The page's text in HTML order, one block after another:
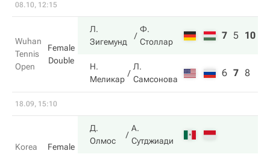
08.10, 12:15
Wuhan
Tennis
Open
Female
Double
Л.
Зигемунд
Ф.
Столлар
7 5 10
Н.
Меликар
Л.
Самсонова
6 7 8
18.09, 15:10
Korea
Female
Д.
Олмос
А.
Сутджиади